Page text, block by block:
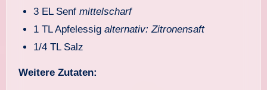
3 EL Senfmittelscharf
1 TL Apfelessigalternativ: Zitronensaft
1/4 TL Salz
Weitere Zutaten: